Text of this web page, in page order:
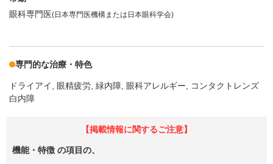
眼科専門医(日本専門医機構または日本眼科学会)
専門的な治療・特色
ドライアイ 眼精疲労 緑内障 眼科アレルギー
コンタクトレンズ
白内障
【掲載情報に関するご注意】
機能・特徴 の項目の、